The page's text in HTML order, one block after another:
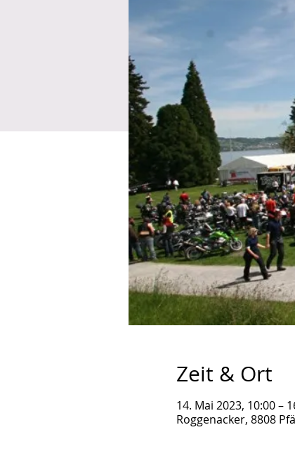
Zeit & Ort
14. Mai 2023, 10:00 –
Roggenacker, 8808